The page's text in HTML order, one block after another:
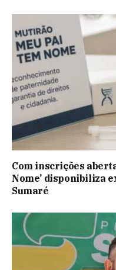
Com inscrições
Nome’ disponibiliza
Sumaré